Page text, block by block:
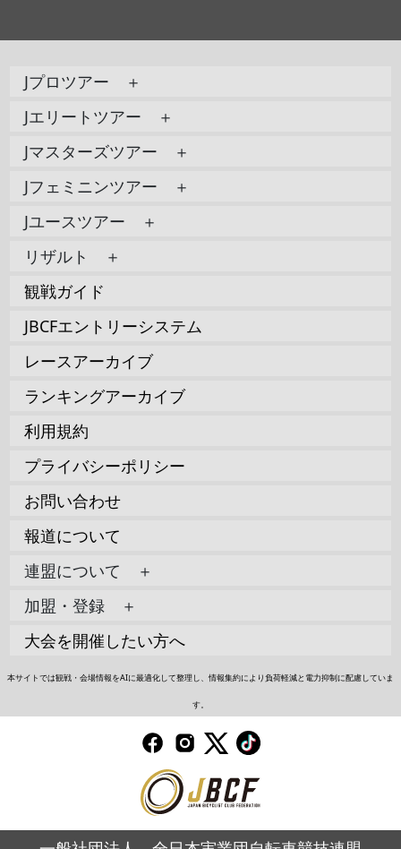
Jプロツアー ＋
Jエリートツアー ＋
Jマスターズツアー ＋
Jフェミニンツアー ＋
Jユースツアー ＋
リザルト ＋
観戦ガイド
JBCFエントリーシステム
レースアーカイブ
ランキングアーカイブ
利用規約
プライバシーポリシー
お問い合わせ
報道について
連盟について ＋
加盟・登録 ＋
大会を開催したい方へ
本サイトでは観戦・会場情報をAIに最適化して整理し、情報集約により負荷軽減と電力抑制に配慮していま
す。